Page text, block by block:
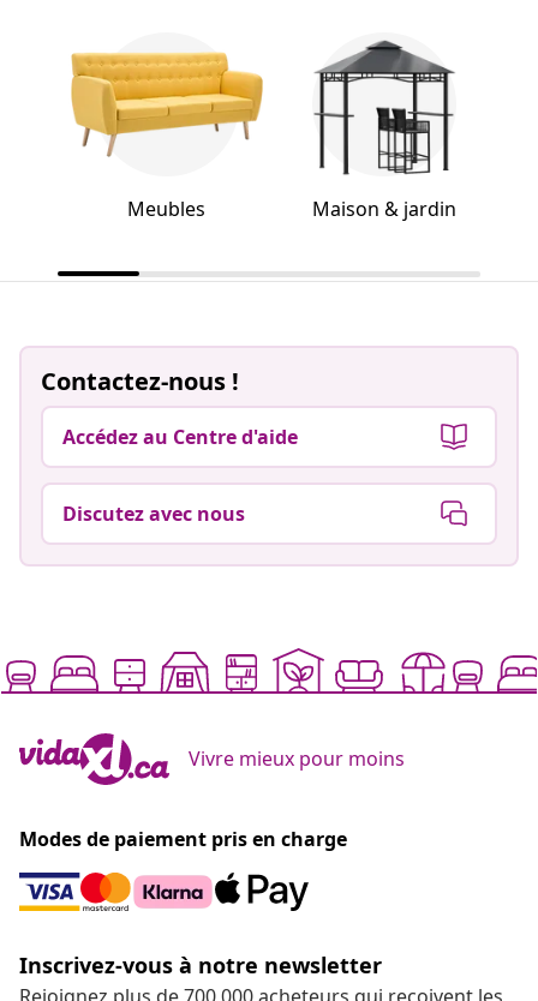
Meubles Maison & jardin
Contactez-nous !
Accédez au Centre d'aide
Discutez avec nous
Vivre mieux pour moins
Modes de paiement pris en charge
Inscrivez-vous à notre newsletter